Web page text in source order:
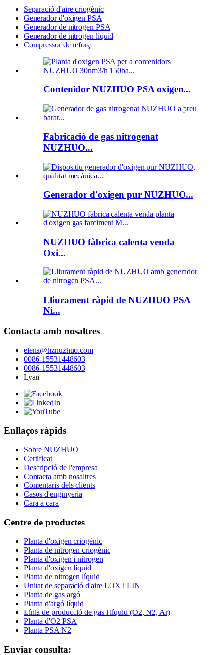
Separació d'aire criogènic
Generador d'oxigen PSA
Generador de nitrogen PSA
Generador de nitrogen líquid
Compressor de reforç
Contenidor NUZHUO PSA oxigen...
Fabricació de gas nitrogenat
NUZHUO...
Generador d'oxigen pur NUZHUO...
NUZHUO fàbrica calenta venda
Oxi...
Lliurament ràpid de NUZHUO PSA
Ni...
Contacta amb nosaltres
elena@hznuzhuo.com
0086-15531448603
0086-15531448603
Lyan
Enllaços ràpids
Sobre NUZHUO
Certificat
Descripció de l'empresa
Contacta amb nosaltres
Comentaris dels clients
Casos d'enginyeria
Cara a cara
Centre de productes
Planta d'oxigen criogènic
Planta de nitrogen criogènic
Planta d'oxigen i nitrogen
Planta d'oxigen líquid
Planta de nitrogen líquid
Unitat de separació d'aire LOX i LIN
Planta de gas argó
Planta d'argó líquid
Línia de producció de gas i líquid (O2, N2, Ar)
Planta d'O2 PSA
Planta PSA N2
Enviar consulta: